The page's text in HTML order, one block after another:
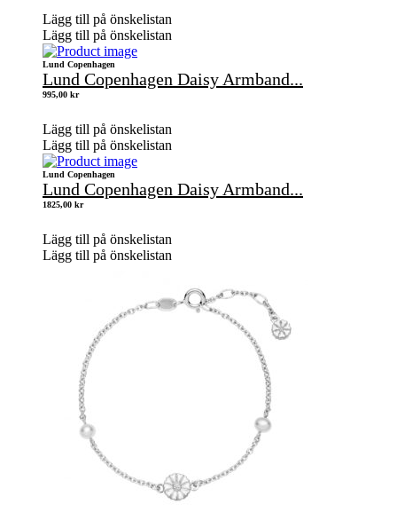
Lägg till på önskelistan
Lägg till på önskelistan
Lund Copenhagen
Lund Copenhagen Daisy Armband...
995,00 kr
Lägg till på önskelistan
Lägg till på önskelistan
Lund Copenhagen
Lund Copenhagen Daisy Armband...
1825,00 kr
Lägg till på önskelistan
Lägg till på önskelistan